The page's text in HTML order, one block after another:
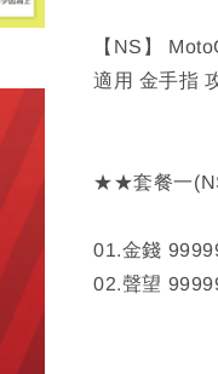
【NS】
適用 金手指
★★套餐一
01.金錢
02.聲望